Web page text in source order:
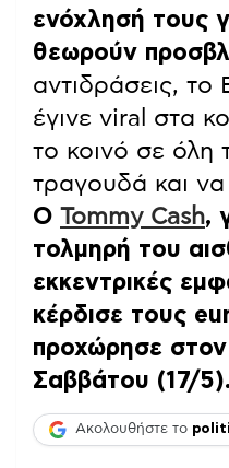
ενόχλησή τους
θεωρούν
αντιδράσεις,
έγινε viral στα
το κοινό σε όλη
τραγουδά και να
Ο Tommy Cash,
τολμηρή του
εκκεντρικές
κέρδισε τους
προχώρησε στον
Σαββάτου (17/5).
Ακολουθήστε το